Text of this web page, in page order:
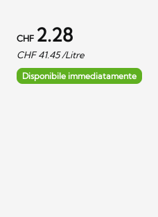
CHF 2.28
CHF41.45/Litre
Disponibile immediatamente